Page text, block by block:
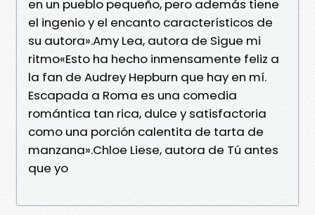
en un pueblo pequeño, pero además tiene
el ingenio y el encanto característicos de
su autora».Amy Lea, autora de Sigue mi
ritmo«Esto ha hecho inmensamente feliz a
la fan de Audrey Hepburn que hay en mí.
Escapada a Roma es una comedia
romántica tan rica, dulce y satisfactoria
como una porción calentita de tarta de
manzana».Chloe Liese, autora de Tú antes
que yo